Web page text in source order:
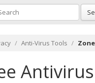
Anti-Virus Tools